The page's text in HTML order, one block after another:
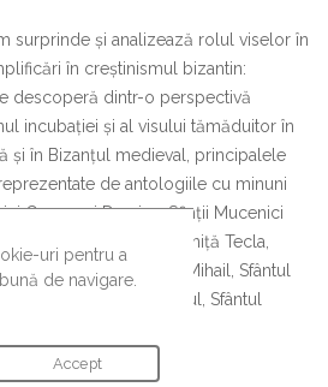
uri pentru a
de navigare.
Accept
surprinde și analizează rolul viselor în
în creștinismul bizantin:
descoperă dintr-o perspectivă
incubației și al visului tămăduitor în
și în Bizanțul medieval, principalele
de antologiile cu minuni
Cosma și Damian, Sfinții Mucenici
Artemie, Sfânta Muceniță Tecla,
Sfântul Arhanghel Mihail, Sfântul
Mucenic Dometie Persul, Sfântul